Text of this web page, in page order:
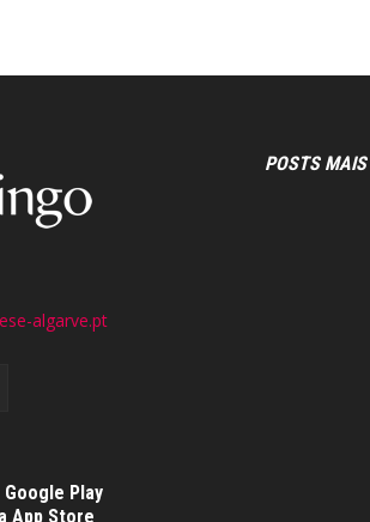
algarve.pt
POSTS